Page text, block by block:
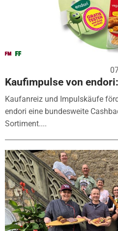
Kaufimpulse von
Kaufanreiz und Impulskäufe
endori eine bundesweite
Sortiment....